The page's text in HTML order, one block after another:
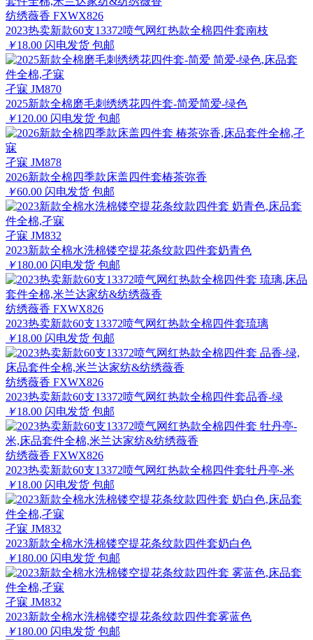
纺绣薇香 FXWX826
2023热卖新款60支13372喷气网红热款全棉四件套南枝
￥18.00 闪电发货 包邮
孑寐 JM870
2025新款全棉磨毛刺绣绣花四件套-简爱简爱-绿色
￥120.00 闪电发货 包邮
孑寐 JM878
2026新款全棉四季款床盖四件套椿茶弥香
￥60.00 闪电发货 包邮
孑寐 JM832
2023新款全棉水洗棉镂空提花条纹款四件套奶青色
￥180.00 闪电发货 包邮
纺绣薇香 FXWX826
2023热卖新款60支13372喷气网红热款全棉四件套琉璃
￥18.00 闪电发货 包邮
纺绣薇香 FXWX826
2023热卖新款60支13372喷气网红热款全棉四件套品香-绿
￥18.00 闪电发货 包邮
纺绣薇香 FXWX826
2023热卖新款60支13372喷气网红热款全棉四件套牡丹亭-米
￥18.00 闪电发货 包邮
孑寐 JM832
2023新款全棉水洗棉镂空提花条纹款四件套奶白色
￥180.00 闪电发货 包邮
孑寐 JM832
2023新款全棉水洗棉镂空提花条纹款四件套雾蓝色
￥180.00 闪电发货 包邮